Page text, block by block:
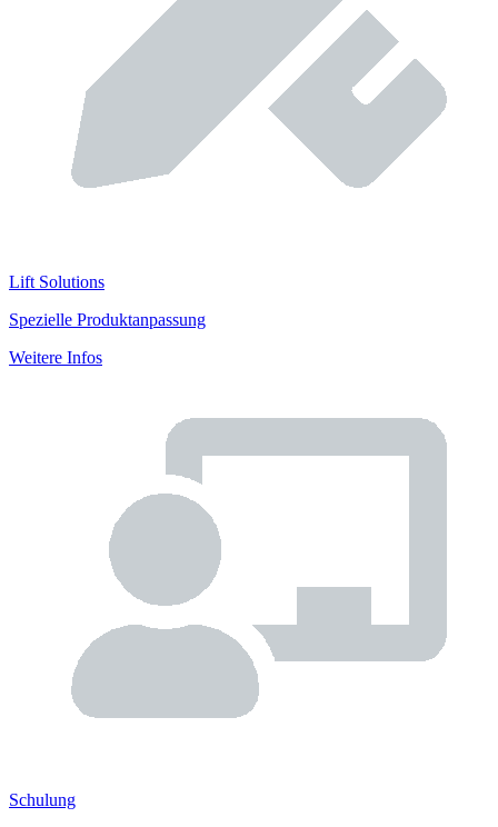
Lift Solutions
Spezielle Produktanpassung
Weitere Infos
Schulung